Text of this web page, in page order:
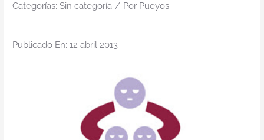
Actualidad
Categorías: Sin categoría / Por Pueyos
Publicado En: 12 abril 2013